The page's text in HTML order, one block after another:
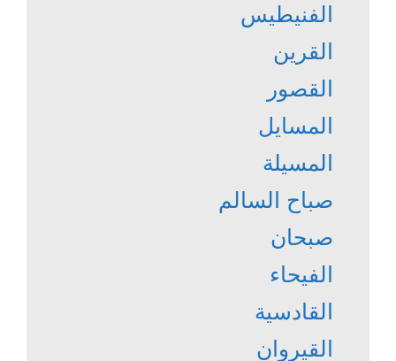
الفنيطيس
القرين
القصور
المسايل
المسيلة
صباح السالم
صبحان
الفيحاء
القادسية
القيروان